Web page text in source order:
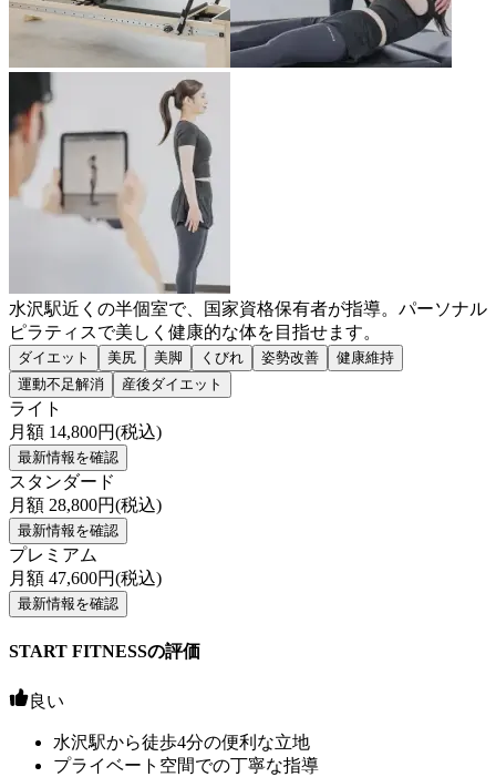
水沢駅近くの半個室で、国家資格保有者が指導。パーソナル
ピラティスで美しく健康的な体を目指せます。
ダイエット 美尻 美脚 くびれ 姿勢改善
健康維持
運動不足解消
産後ダイエット
ライト
月額 14,800円(税込)
最新情報を確認
スタンダード
月額 28,800円(税込)
最新情報を確認
プレミアム
月額 47,600円(税込)
最新情報を確認
START FITNESSの評価
良い
水沢駅から徒歩4分の便利な立地
プライベート空間での丁寧な指導